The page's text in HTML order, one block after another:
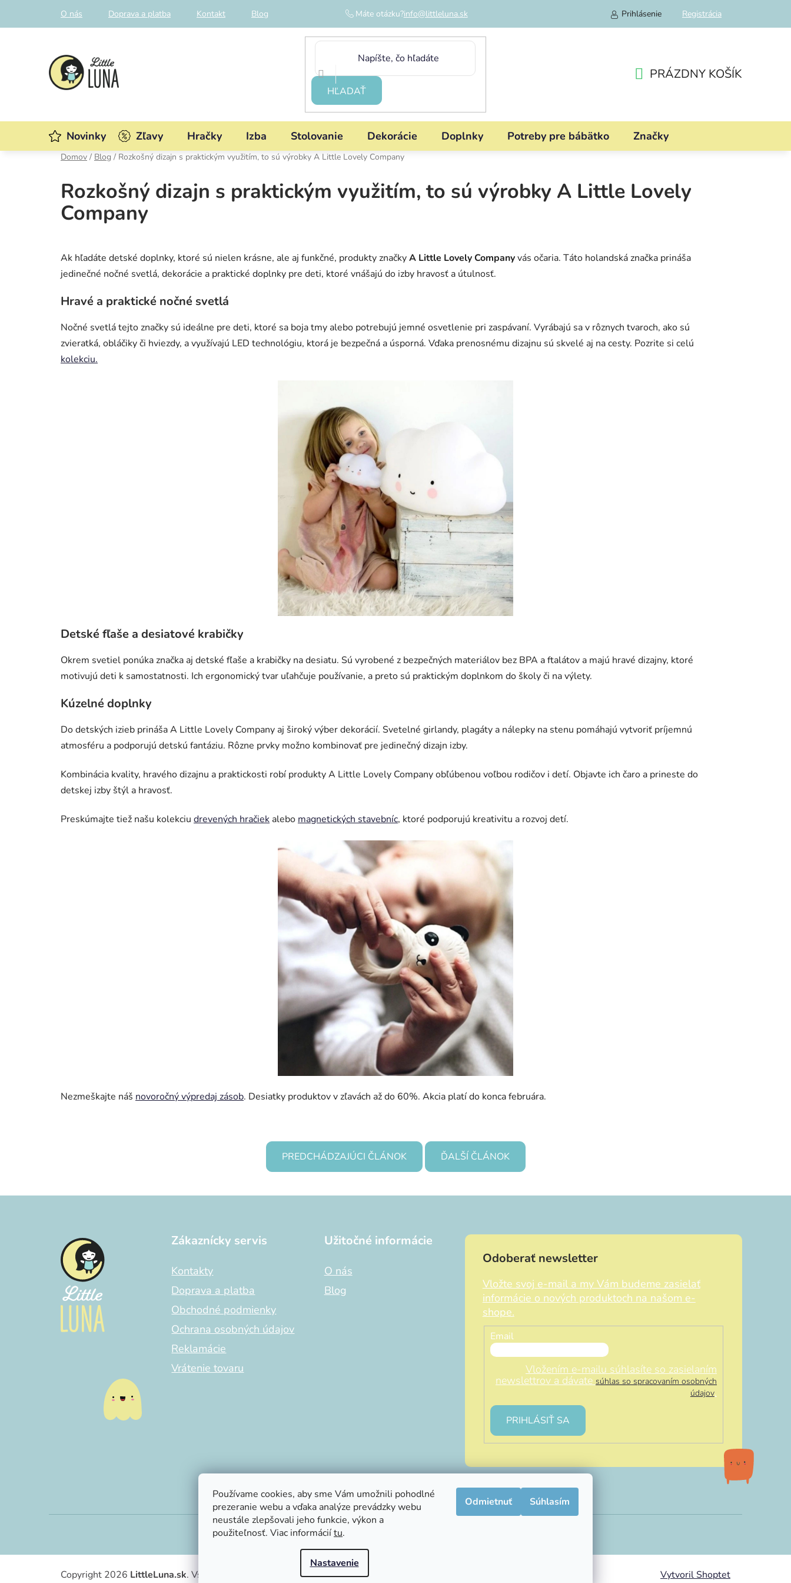
Používame cookies, aby sme Vám umožnili pohodlné
prezeranie webu a vďaka analýze prevádzky webu
neustále zlepšovali jeho funkcie, výkon a
použiteľnosť. Viac informáciítu.
Nastavenie
Odmietnuť Súhlasím
obsah
O nás Doprava a platba Kontakt Blog Máte otázku?info@littleluna.sk Prihlásenie Registrácia
HĽADAŤ
KOŠÍK
PRÁZDNY KOŠÍK
Novinky Zľavy Hračky Izba Stolovanie Dekorácie Doplnky Potreby pre bábätko Značky
Domov / Blog / Rozkošný dizajn s praktickým využitím, to sú výrobky A Little Lovely Company
Rozkošný dizajn s praktickým využitím, to sú výrobky A Little Lovely
Company
Ak hľadáte detské doplnky, ktoré sú nielen krásne, ale aj funkčné, produkty značkyA Little Lovely Companyvás očaria. Táto holandská značka prináša
jedinečné nočné svetlá, dekorácie a praktické doplnky pre deti, ktoré vnášajú do izby hravosť a útulnosť.
Hravé a praktické nočné svetlá
Nočné svetlá tejto značky sú ideálne pre deti, ktoré sa boja tmy alebo potrebujú jemné osvetlenie pri zaspávaní. Vyrábajú sa v rôznych tvaroch, ako sú
zvieratká, obláčiky či hviezdy, a využívajú LED technológiu, ktorá je bezpečná a úsporná. Vďaka prenosnému dizajnu sú skvelé aj na cesty. Pozrite si celú
kolekciu.
Detské fľaše a desiatové krabičky
Okrem svetiel ponúka značka aj detské fľaše a krabičky na desiatu. Sú vyrobené z bezpečných materiálov bez BPA a ftalátov a majú hravé dizajny, ktoré
motivujú deti k samostatnosti. Ich ergonomický tvar uľahčuje používanie, a preto sú praktickým doplnkom do školy či na výlety.
Kúzelné doplnky
Do detských izieb prináša A Little Lovely Company aj široký výber dekorácií. Svetelné girlandy, plagáty a nálepky na stenu pomáhajú vytvoriť príjemnú
atmosféru a podporujú detskú fantáziu. Rôzne prvky možno kombinovať pre jedinečný dizajn izby.
Kombinácia kvality, hravého dizajnu a praktickosti robí produkty A Little Lovely Company obľúbenou voľbou rodičov i detí. Objavte ich čaro a prineste do
detskej izby štýl a hravosť.
Preskúmajte tiež našu kolekciu drevených hračiek alebomagnetických stavebníc, ktoré podporujú kreativitu a rozvoj detí.
Nezmeškajte náš novoročný výpredaj zásob. Desiatky produktov v zľavách až do 60%. Akcia platí do konca februára.
PREDCHÁDZAJÚCI ČLÁNOK ĎALŠÍ ČLÁNOK
Zákaznícky servis
Kontakty
Doprava a platba
Obchodné podmienky
Ochrana osobných údajov
Reklamácie
Vrátenie tovaru
Užitočné informácie
O nás
Blog
Odoberať newsletter
Vložte svoj e-mail a my Vám budeme zasielať
informácie o nových produktoch na našom e-
shope.
Email
Vložením e-mailu súhlasíte so zasielaním
newslettrov a dávate súhlas so spracovaním osobných
údajov.
PRIHLÁSIŤ SA
info@littleluna.sk
Vytvoril Shoptet
Copyright 2026 LittleLuna.sk. Všetky práva vyhradené. Upraviť nastavenie cookies